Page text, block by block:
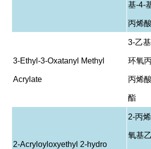
基-4-
丙烯
3-Ethyl-3-Oxatanyl Methyl
Acrylate
3-乙基
环氧
丙烯
酯
2-Acryloyloxyethyl 2-hydro
2-丙
氧基